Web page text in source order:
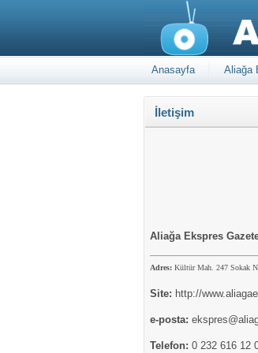
Anasayfa Aliağa
İletişim
Aliağa Ekspres
Adres: Kültür Mah. 247 Sokak
Site: http://
e-posta:
Telefon: 0 232 616 12